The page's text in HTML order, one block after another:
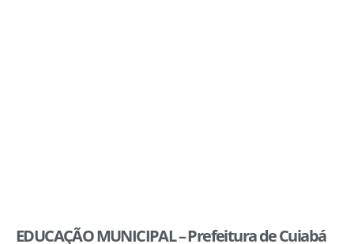
EDUCAÇÃO MUNICIPAL – Prefeitura de Cuiabá